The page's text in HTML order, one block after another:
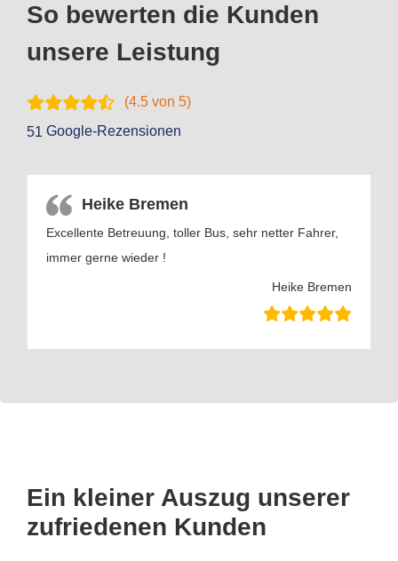
So bewerten die Kunden
unsere Leistung
(4.5 von 5)
51 Google-Rezensionen
Heike Bremen
Excellente Betreuung, toller Bus, sehr netter Fahrer,
immer gerne wieder !
Heike Bremen
Ein kleiner Auszug unserer
zufriedenen Kunden